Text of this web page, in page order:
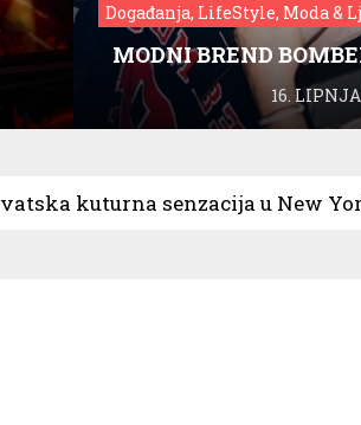
Događanja, LifeStyle, Moda &
MODNI BREND
16.
kuturna senzacija u New